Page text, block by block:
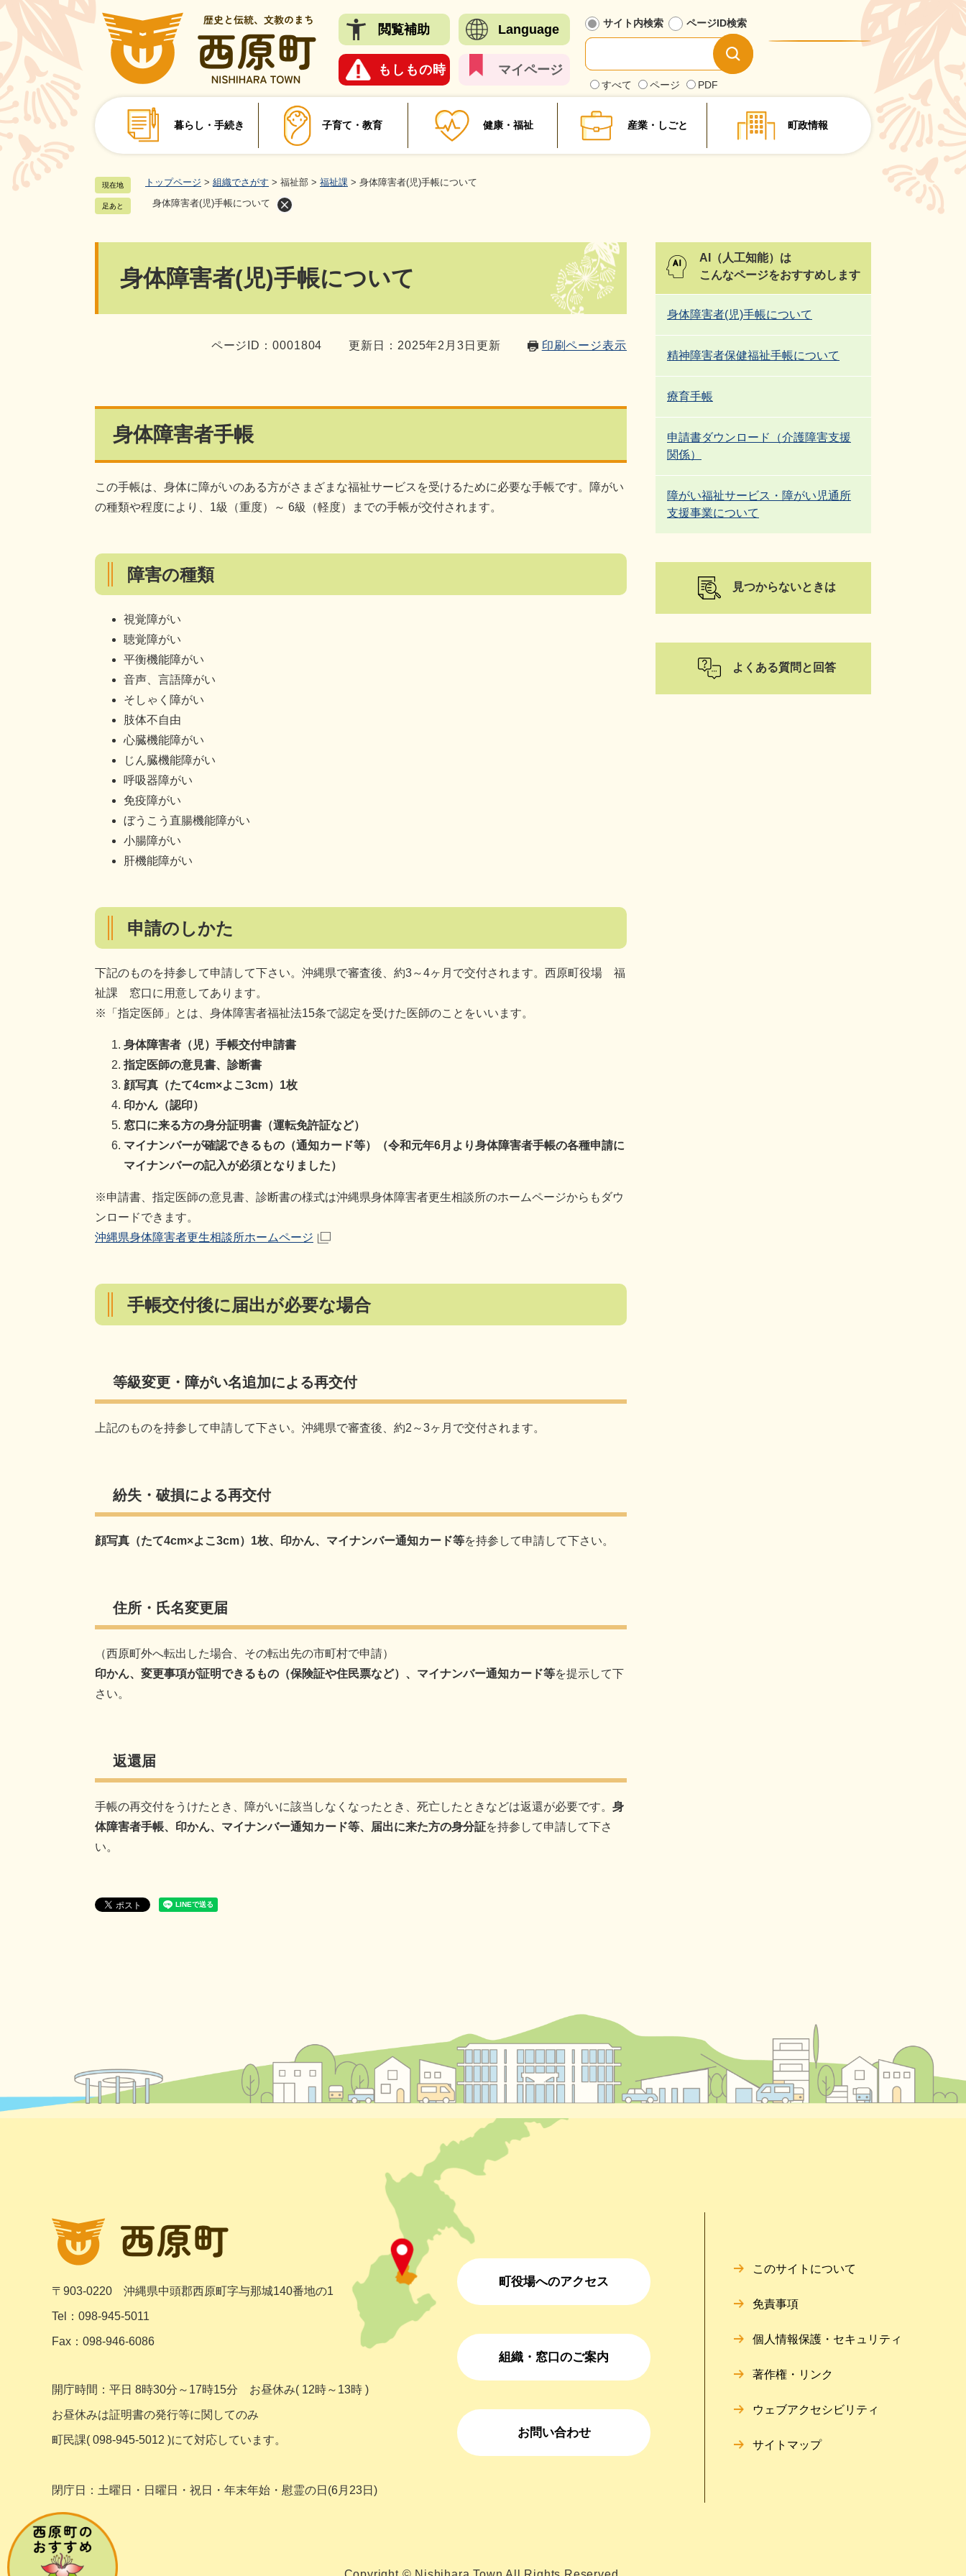
ペ
ジ
先
頭
で
。
閲覧補助 Language
もしもの時 マイページ
サイト内検索
検
索
対
象
すべて ページ PDF
ページID検索
探
暮らし・手続き 子育て・教育 健康・福祉 産業・しごと 町政情報
現在地 トップページ > 組織でさがす > 福祉部 > 福祉課 > 身体障害者(児)手帳について
足あと 身体障害者(児)手帳について
身体障害者(児)手帳について
ページID：0001804 更新日：2025年2月3日更新 印刷ページ表示
身体障害者手帳
この手帳は、身体に障がいのある方がさまざまな福祉サービスを受けるために必要な手帳です。障がい
の種類や程度により、1級（重度）～ 6級（軽度）までの手帳が交付されます。
障害の種類
視覚障がい
聴覚障がい
平衡機能障がい
音声、言語障がい
そしゃく障がい
肢体不自由
心臓機能障がい
じん臓機能障がい
呼吸器障がい
免疫障がい
ぼうこう直腸機能障がい
小腸障がい
肝機能障がい
申請のしかた
下記のものを持参して申請して下さい。沖縄県で審査後、約3～4ヶ月で交付されます。西原町役場 福
祉課 窓口に用意してあります。
※「指定医師」とは、身体障害者福祉法15条で認定を受けた医師のことをいいます。
身体障害者（児）手帳交付申請書
指定医師の意見書、診断書
顔写真（たて4cm×よこ3cm）1枚
印かん（認印）
窓口に来る方の身分証明書（運転免許証など）
マイナンバーが確認できるもの（通知カード等）（令和元年6月より身体障害者手帳の各種申請に
マイナンバーの記入が必須となりました）
※申請書、指定医師の意見書、診断書の様式は沖縄県身体障害者更生相談所のホームページからもダウ
ンロードできます。
沖縄県身体障害者更生相談所ホームページ
手帳交付後に届出が必要な場合
等級変更・障がい名追加による再交付
上記のものを持参して申請して下さい。沖縄県で審査後、約2～3ヶ月で交付されます。
紛失・破損による再交付
顔写真（たて4cm×よこ3cm）1枚、印かん、マイナンバー通知カード等を持参して申請して下さい。
住所・氏名変更届
（西原町外へ転出した場合、その転出先の市町村で申請）
印かん、変更事項が証明できるもの（保険証や住民票など）、マイナンバー通知カード等を提示して下
さい。
返還届
手帳の再交付をうけたとき、障がいに該当しなくなったとき、死亡したときなどは返還が必要です。 身
体障害者手帳、印かん、マイナンバー通知カード等、届出に来た方の身分証を持参して申請して下さ
い。
AI（人工知能）は
こんなページをおすすめします
身体障害者(児)手帳について
精神障害者保健福祉手帳について
療育手帳
申請書ダウンロード（介護障害支援
関係）
障がい福祉サービス・障がい児通所
支援事業について
見つからないときは
よくある質問と回答
〒903-0220 沖縄県中頭郡西原町字与那城140番地の1
Tel：098-945-5011
Fax：098-946-6086
開庁時間：平日 8時30分～17時15分 お昼休み( 12時～13時 )
お昼休みは証明書の発行等に関してのみ
町民課( 098-945-5012 )にて対応しています。
閉庁日：土曜日・日曜日・祝日・年末年始・ 慰霊の日(6月23日)
町役場へのアクセス
組織・窓口のご案内
お問い合わせ
このサイトについて
免責事項
個人情報保護・セキュリティ
著作権・リンク
ウェブアクセシビリティ
サイトマップ